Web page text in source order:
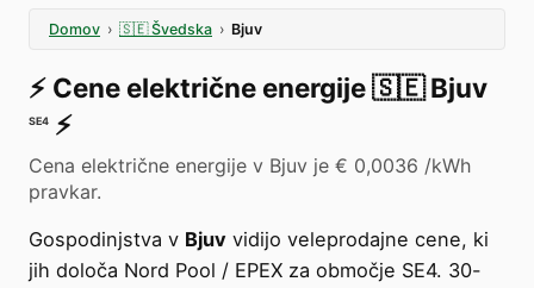
Domov › 🇸🇪 Švedska › Bjuv
⚡️ Cene električne energije🇸🇪 Bjuv
SE4 ⚡️
Cena električne energije v Bjuv je € 0,0036 /kWh
pravkar.
Gospodinjstva v Bjuv vidijo veleprodajne cene, ki
jih določa Nord Pool / EPEX za območje SE4. 30-